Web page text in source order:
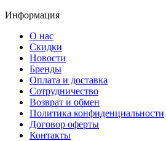
Информация
О нас
Скидки
Новости
Бренды
Оплата и доставка
Сотрудничество
Возврат и обмен
Политика конфиденциальности
Договор оферты
Контакты